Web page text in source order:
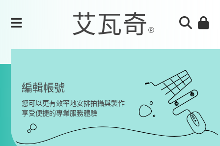
編輯帳號
您可以更有效率地安排拍攝與製作
享受便捷的專業服務體驗